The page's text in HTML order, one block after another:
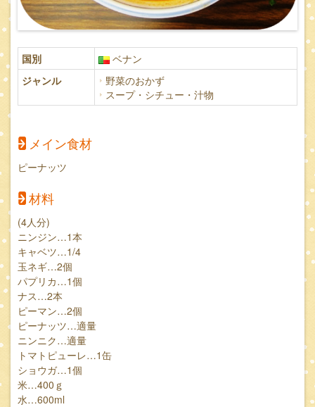
国別
ベナン
ジャンル
野菜のおかず
スープ・シチュー・汁物
メイン食材
ピーナッツ
材料
(4人分)
ニンジン…1本
キャベツ…1/4
玉ネギ…2個
パプリカ…1個
ナス…2本
ピーマン…2個
ピーナッツ…適量
ニンニク…適量
トマトピューレ…1缶
ショウガ…1個
米…400ｇ
水…600ml